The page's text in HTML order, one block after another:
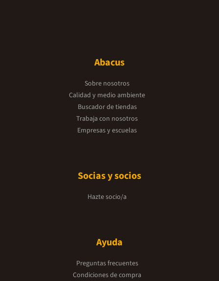
Abacus
Sobre nosotros
Calidad y medio ambiente
Buscador de tiendas
Trabaja con nosotros
Empresas y escuelas
Socias y socios
Hazte socio/a
Ayuda
Preguntas frecuentes
Condiciones de compra